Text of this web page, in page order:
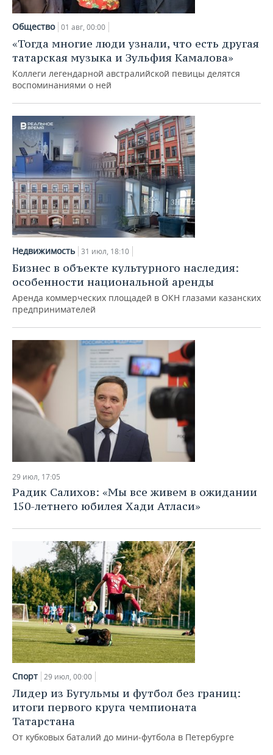
Общество 01 авг, 00:00
«Тогда многие люди узнали, что есть другая
татарская музыка и Зульфия Камалова»
Коллеги легендарной австралийской певицы делятся
воспоминаниями о ней
Недвижимость 31 июл, 18:10
Бизнес в объекте культурного наследия:
особенности национальной аренды
Аренда коммерческих площадей в ОКН глазами казанских
предпринимателей
29 июл, 17:05
Радик Салихов: «Мы все живем в ожидании
150-летнего юбилея Хади Атласи»
Спорт 29 июл, 00:00
Лидер из Бугульмы и футбол без границ:
итоги первого круга чемпионата
Татарстана
От кубковых баталий до мини‑футбола в Петербурге